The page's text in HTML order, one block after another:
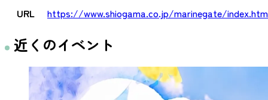
URL
https://www.shiogama.co.jp/marinegate/
近くのイベント